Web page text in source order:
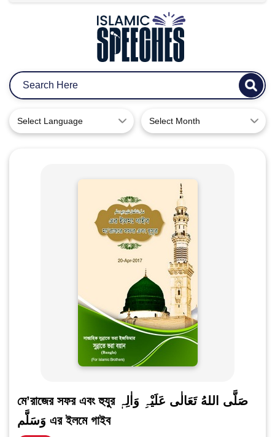
Select Language Select Month
মে’রাজের সফর এবং হুযুর صَلَّی اللهُ تَعَالٰی عَلَیْہِ وَاٰلِہٖ
وَسَلَّم এর ইলমে গাইব